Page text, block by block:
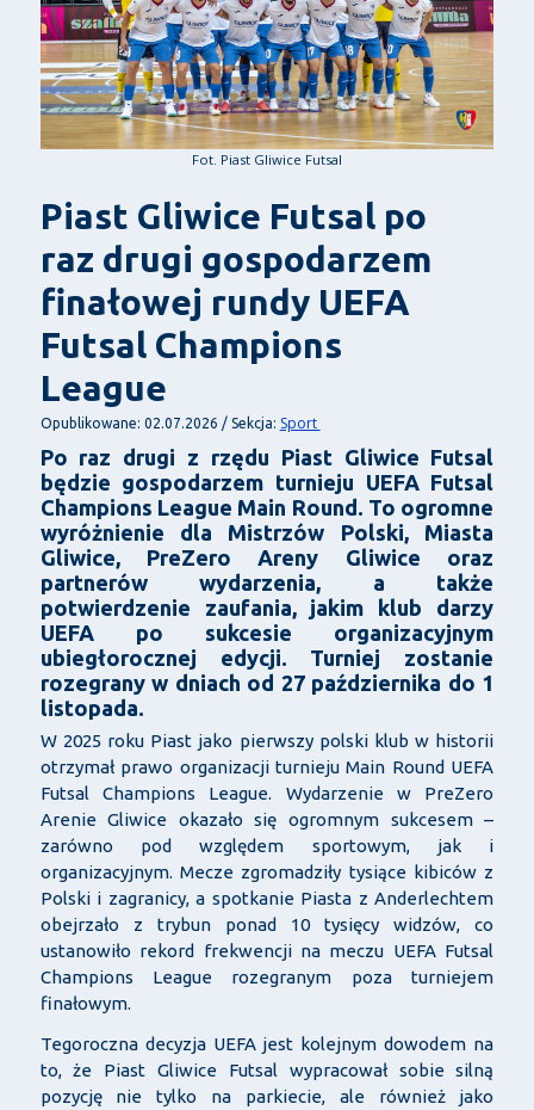
Fot. Piast Gliwice Futsal
Piast Gliwice Futsal po
raz drugi gospodarzem
finałowej rundy UEFA
Futsal Champions
League
Opublikowane: 02.07.2026 / Sekcja: Sport
Po raz drugi z rzędu Piast Gliwice Futsal
będzie gospodarzem turnieju UEFA Futsal
Champions League Main Round. To ogromne
wyróżnienie dla Mistrzów Polski, Miasta
Gliwice, PreZero Areny Gliwice oraz
partnerów wydarzenia, a także
potwierdzenie zaufania, jakim klub darzy
UEFA po sukcesie organizacyjnym
ubiegłorocznej edycji. Turniej zostanie
rozegrany w dniach od 27 października do 1
listopada.
W 2025 roku Piast jako pierwszy polski klub w historii
otrzymał prawo organizacji turnieju Main Round UEFA
Futsal Champions League. Wydarzenie w PreZero
Arenie Gliwice okazało się ogromnym sukcesem –
zarówno pod względem sportowym, jak i
organizacyjnym. Mecze zgromadziły tysiące kibiców z
Polski i zagranicy, a spotkanie Piasta z Anderlechtem
obejrzało z trybun ponad 10 tysięcy widzów, co
ustanowiło rekord frekwencji na meczu UEFA Futsal
Champions League rozegranym poza turniejem
finałowym.
Tegoroczna decyzja UEFA jest kolejnym dowodem na
to, że Piast Gliwice Futsal wypracował sobie silną
pozycję nie tylko na parkiecie, ale również jako